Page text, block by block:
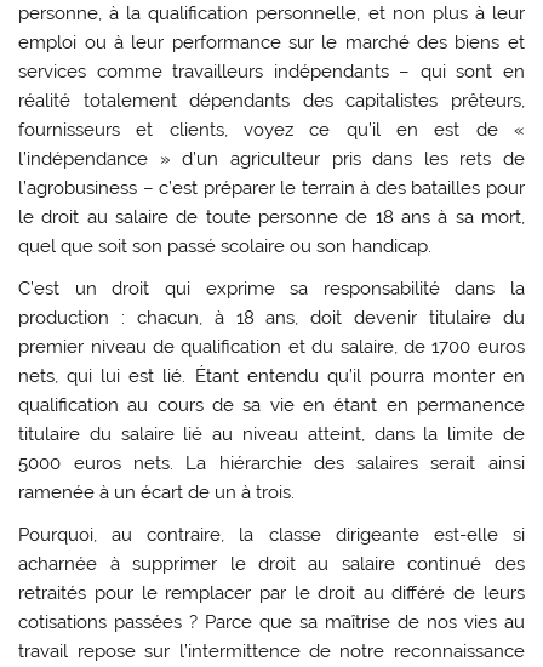
personne, à la qualification personnelle, et non plus à leur
emploi ou à leur performance sur le marché des biens et
services comme travailleurs indépendants – qui sont en
réalité totalement dépendants des capitalistes prêteurs,
fournisseurs et clients, voyez ce qu’il en est de «
l’indépendance » d’un agriculteur pris dans les rets de
l’agrobusiness – c’est préparer le terrain à des batailles pour
le droit au salaire de toute personne de 18 ans à sa mort,
quel que soit son passé scolaire ou son handicap.
C’est un droit qui exprime sa responsabilité dans la
production : chacun, à 18 ans, doit devenir titulaire du
premier niveau de qualification et du salaire, de 1700 euros
nets, qui lui est lié. Étant entendu qu’il pourra monter en
qualification au cours de sa vie en étant en permanence
titulaire du salaire lié au niveau atteint, dans la limite de
5000 euros nets. La hiérarchie des salaires serait ainsi
ramenée à un écart de un à trois.
Pourquoi, au contraire, la classe dirigeante est-elle si
acharnée à supprimer le droit au salaire continué des
retraités pour le remplacer par le droit au différé de leurs
cotisations passées ? Parce que sa maîtrise de nos vies au
travail repose sur l’intermittence de notre reconnaissance